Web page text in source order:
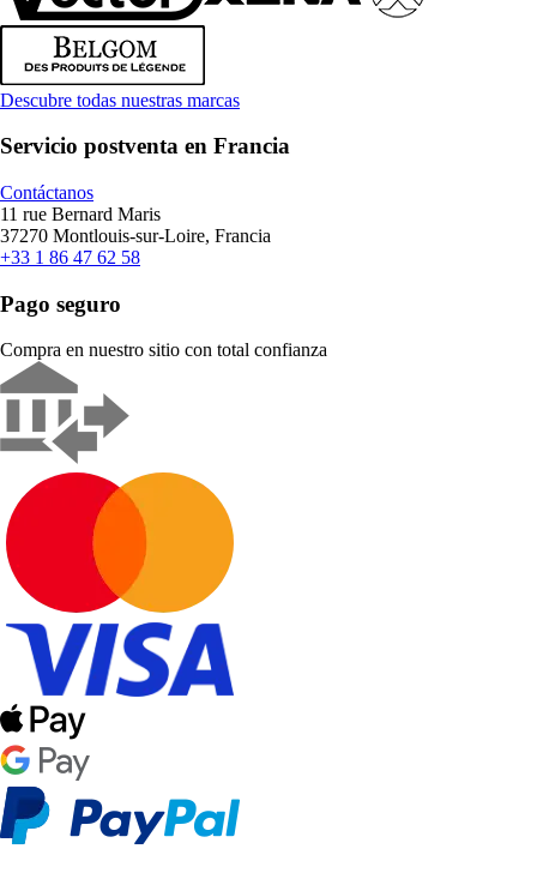
Descubre todas nuestras marcas
Servicio postventa en Francia
Contáctanos
11 rue Bernard Maris
37270 Montlouis-sur-Loire, Francia
+33 1 86 47 62 58
Pago seguro
Compra en nuestro sitio con total confianza